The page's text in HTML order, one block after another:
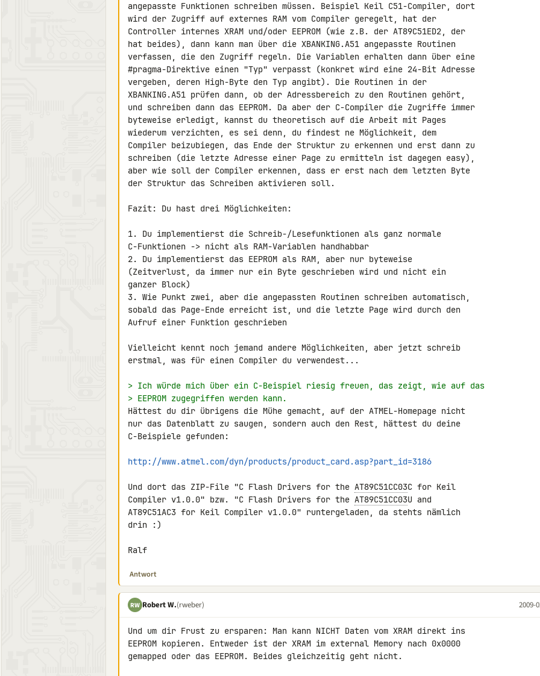
angepasste Funktionen schreiben müssen. Beispiel Keil C51-Compiler, dort
wird der Zugriff auf externes RAM vom Compiler geregelt, hat der
Controller internes XRAM und/oder EEPROM (wie z.B. der AT89C51ED2, der
hat beides), dann kann man über die XBANKING.A51 angepasste Routinen
verfassen, die den Zugriff regeln. Die Variablen erhalten dann über eine
#pragma-Direktive einen "Typ" verpasst (konkret wird eine 24-Bit Adresse
vergeben, deren High-Byte den Typ angibt). Die Routinen in der
XBANKING.A51 prüfen dann, ob der Adressbereich zu den Routinen gehört,
und schreiben dann das EEPROM. Da aber der C-Compiler die Zugriffe immer
byteweise erledigt, kannst du theoretisch auf die Arbeit mit Pages
wiederum verzichten, es sei denn, du findest ne Möglichkeit, dem
Compiler beizubiegen, das Ende der Struktur zu erkennen und erst dann zu
schreiben (die letzte Adresse einer Page zu ermitteln ist dagegen easy),
aber wie soll der Compiler erkennen, dass er erst nach dem letzten Byte
der Struktur das Schreiben aktivieren soll.
Fazit: Du hast drei Möglichkeiten:
1. Du implementierst die Schreib-/Lesefunktionen als ganz normale
C-Funktionen -> nicht als RAM-Variablen handhabbar
2. Du implementierst das EEPROM als RAM, aber nur byteweise
(Zeitverlust, da immer nur ein Byte geschrieben wird und nicht ein
ganzer Block)
3. Wie Punkt zwei, aber die angepassten Routinen schreiben automatisch,
sobald das Page-Ende erreicht ist, und die letzte Page wird durch den
Aufruf einer Funktion geschrieben
Vielleicht kennt noch jemand andere Möglichkeiten, aber jetzt schreib
erstmal, was für einen Compiler du verwendest...
> Ich würde mich über ein C-Beispiel riesig freuen, das zeigt, wie auf das
> EEPROM zugegriffen werden kann.
Hättest du dir übrigens die Mühe gemacht, auf der ATMEL-Homepage nicht
nur das Datenblatt zu saugen, sondern auch den Rest, hättest du deine
C-Beispiele gefunden:
http://www.atmel.com/dyn/products/product_card.asp?part_id=3186
Und dort das ZIP-File "C Flash Drivers for the AT89C51CC03C for Keil
Compiler v1.0.0" bzw. "C Flash Drivers for the AT89C51CC03U and
AT89C51AC3 for Keil Compiler v1.0.0" runtergeladen, da stehts nämlich
drin :)
Ralf
Antwort
RW Robert W.(rweber) 2009-
Und um dir Frust zu ersparen: Man kann NICHT Daten vom XRAM direkt ins
EEPROM kopieren. Entweder ist der XRAM im external Memory nach 0x0000
gemapped oder das EEPROM. Beides gleichzeitig geht nicht.